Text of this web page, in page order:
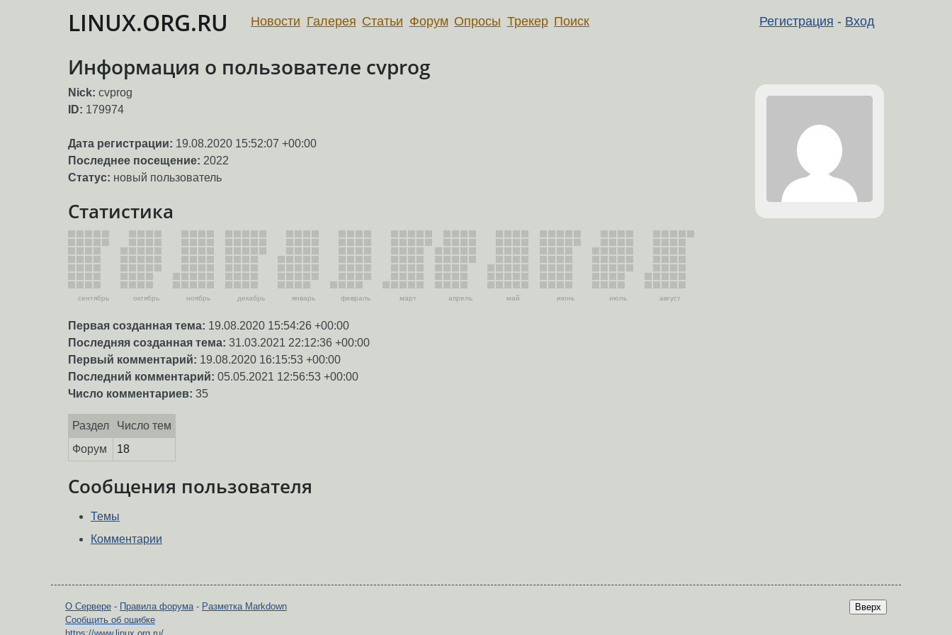
LINUX.ORG.RU Регистрация - Вход
Новости Галерея Статьи Форум Опросы Трекер Поиск
Информация о пользователе cvprog
Nick: cvprog
ID: 179974
Дата регистрации: 19.08.2020 15:52:07 +00:00
Последнее посещение: 2022
Статус: новый пользователь
Статистика
сентябрь октябрь ноябрь декабрь январь февраль март апрель май июнь июль август
Первая созданная тема: 19.08.2020 15:54:26 +00:00
Последняя созданная тема: 31.03.2021 22:12:36 +00:00
Первый комментарий: 19.08.2020 16:15:53 +00:00
Последний комментарий: 05.05.2021 12:56:53 +00:00
Число комментариев: 35
Раздел
Число тем
Форум
18
Сообщения пользователя
Темы
Комментарии
Вверх
О Сервере - Правила форума- Разметка Markdown
Сообщить об ошибке